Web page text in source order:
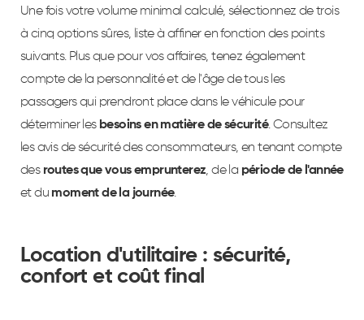
Une fois votre volume minimal calculé, sélectionnez de trois
à cinq options sûres, liste à affiner en fonction des points
suivants. Plus que pour vos affaires, tenez également
compte de la personnalité et de l'âge de tous les
passagers qui prendront place dans le véhicule pour
déterminer les besoins en matière de sécurité. Consultez
les avis de sécurité des consommateurs, en tenant compte
des routes que vous emprunterez, de la période de l'année
et du moment de la journée.
Location d'utilitaire : sécurité,
confort et coût final